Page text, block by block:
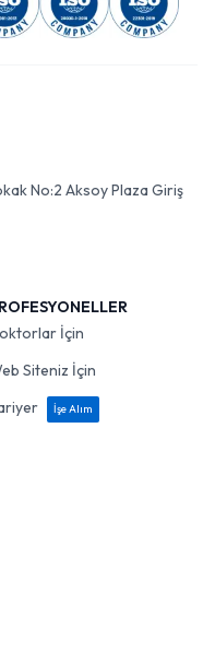
No:2 Aksoy Plaza Giriş
İçin
Siteniz İçin
İşe Alım